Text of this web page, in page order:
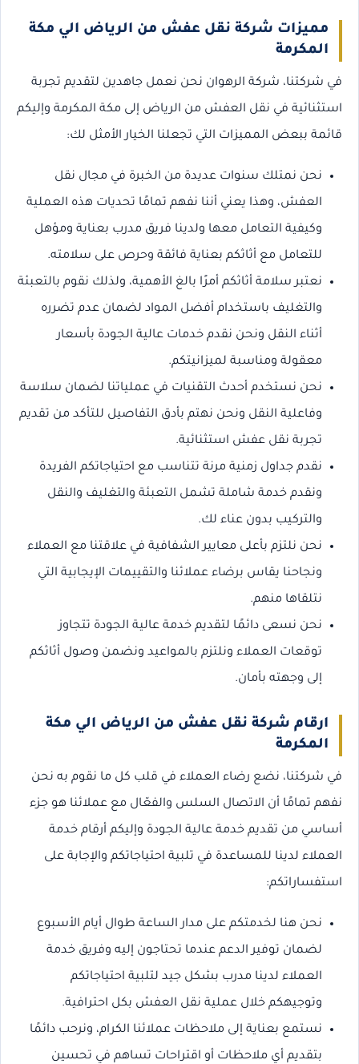
مميزات شركة نقل عفش من الرياض الي مكة
المكرمة
في شركتنا، شركة الرهوان نحن نعمل جاهدين لتقديم تجربة
استثنائية في نقل العفش من الرياض إلى مكة المكرمة وإليكم
قائمة ببعض المميزات التي تجعلنا الخيار الأمثل لك:
نحن نمتلك سنوات عديدة من الخبرة في مجال نقل
العفش، وهذا يعني أننا نفهم تمامًا تحديات هذه العملية
وكيفية التعامل معها ولدينا فريق مدرب بعناية ومؤهل
للتعامل مع أثاثكم بعناية فائقة وحرص على سلامته.
نعتبر سلامة أثاثكم أمرًا بالغ الأهمية، ولذلك نقوم بالتعبئة
والتغليف باستخدام أفضل المواد لضمان عدم تضرره
أثناء النقل ونحن نقدم خدمات عالية الجودة بأسعار
معقولة ومناسبة لميزانيتكم.
نحن نستخدم أحدث التقنيات في عملياتنا لضمان سلاسة
وفاعلية النقل ونحن نهتم بأدق التفاصيل للتأكد من تقديم
تجربة نقل عفش استثنائية.
نقدم جداول زمنية مرنة تتناسب مع احتياجاتكم الفريدة
ونقدم خدمة شاملة تشمل التعبئة والتغليف والنقل
والتركيب بدون عناء لك.
نحن نلتزم بأعلى معايير الشفافية في علاقتنا مع العملاء
ونجاحنا يقاس برضاء عملائنا والتقييمات الإيجابية التي
نتلقاها منهم.
نحن نسعى دائمًا لتقديم خدمة عالية الجودة تتجاوز
توقعات العملاء ونلتزم بالمواعيد ونضمن وصول أثاثكم
إلى وجهته بأمان.
ارقام شركة نقل عفش من الرياض الي مكة
المكرمة
في شركتنا، نضع رضاء العملاء في قلب كل ما نقوم به نحن
نفهم تمامًا أن الاتصال السلس والفعّال مع عملائنا هو جزء
أساسي من تقديم خدمة عالية الجودة وإليكم أرقام خدمة
العملاء لدينا للمساعدة في تلبية احتياجاتكم والإجابة على
استفساراتكم:
نحن هنا لخدمتكم على مدار الساعة طوال أيام الأسبوع
لضمان توفير الدعم عندما تحتاجون إليه وفريق خدمة
العملاء لدينا مدرب بشكل جيد لتلبية احتياجاتكم
وتوجيهكم خلال عملية نقل العفش بكل احترافية.
نستمع بعناية إلى ملاحظات عملائنا الكرام، ونرحب دائمًا
بتقديم أي ملاحظات أو اقتراحات تساهم في تحسين